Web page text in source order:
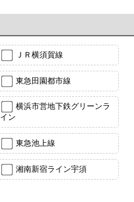
ＪＲ横須賀線
東急田園都市線
横浜市営地下鉄グリーンラ
イン
東急池上線
湘南新宿ライン宇須